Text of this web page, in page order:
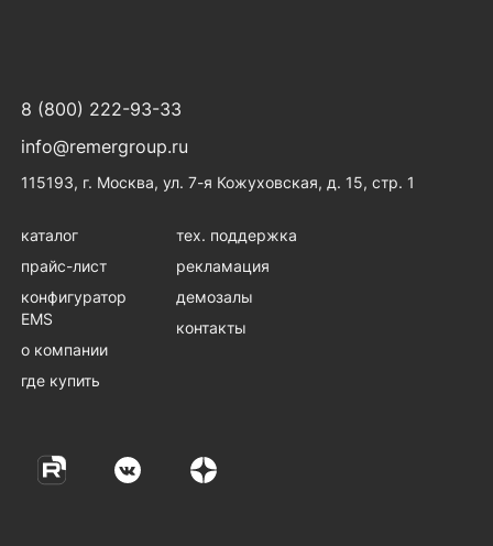
8 (800) 222-93-33
info@remergroup.ru
115193, г. Москва, ул. 7-я Кожуховская, д. 15, стр. 1
каталог
прайс-лист
конфигуратор
EMS
о компании
где купить
тех. поддержка
рекламация
демозалы
контакты